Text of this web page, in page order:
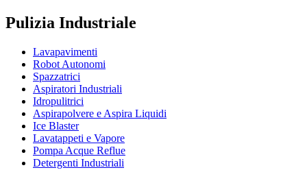
Pulizia Industriale
Lavapavimenti
Robot Autonomi
Spazzatrici
Aspiratori Industriali
Idropulitrici
Aspirapolvere e Aspira Liquidi
Ice Blaster
Lavatappeti e Vapore
Pompa Acque Reflue
Detergenti Industriali